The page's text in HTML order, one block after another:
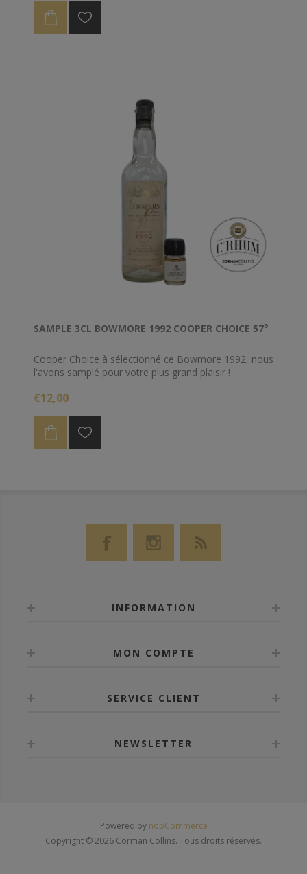
SAMPLE 3CL BOWMORE 1992 COOPER CHOICE 57°
Cooper Choice à sélectionné ce Bowmore 1992, nous
l'avons samplé pour votre plus grand plaisir !
€12,00
INFORMATION
MON COMPTE
SERVICE CLIENT
NEWSLETTER
Powered by nopCommerce
Copyright © 2026 Corman Collins. Tous droits réservés.